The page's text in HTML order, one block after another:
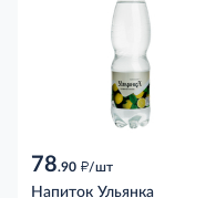
78.90 д/шт
Напиток Ульянка